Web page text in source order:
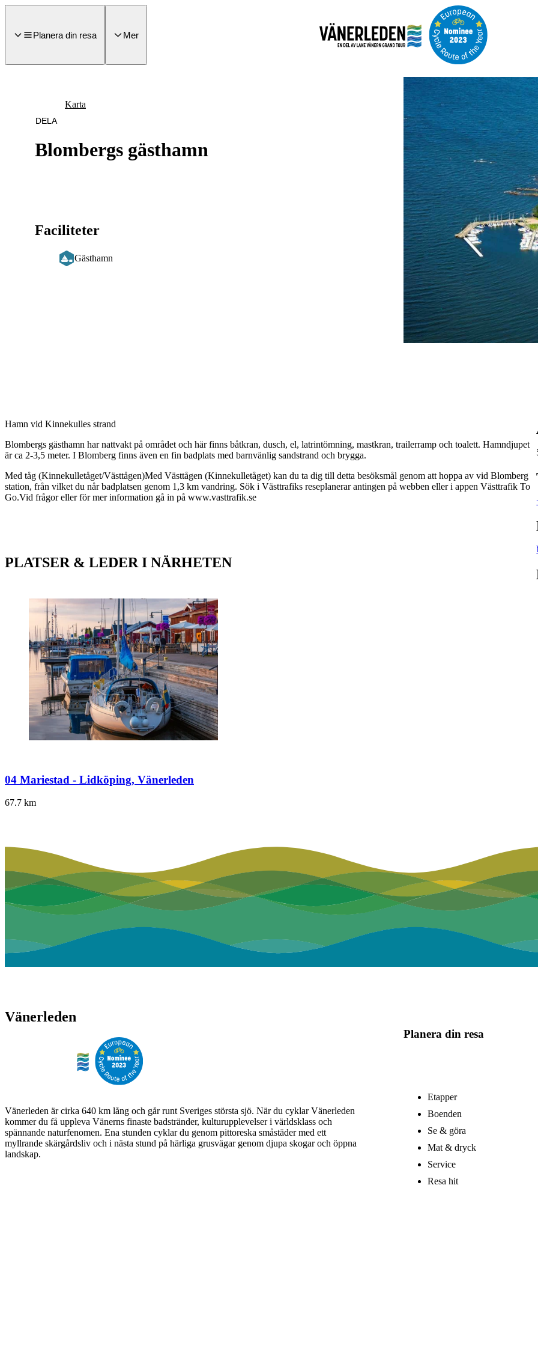
till
Planera din resa
Mer
Blombergs gästhamn
Karta
DELA
Faciliteter
Gästhamn
Bildspel
med
bilder
Hamn vid Kinnekulles strand
Blombergs gästhamn har nattvakt på området och här finns båtkran, dusch, el, latrintömning, mastkran, trailerramp och toalett. Hamndjupet
är ca 2-3,5 meter. I Blomberg finns även en fin badplats med barnvänlig sandstrand och brygga.
Med tåg (Kinnekulletåget/Västtågen)Med Västtågen (Kinnekulletåget) kan du ta dig till detta besöksmål genom att hoppa av vid Blomberg
station, från vilket du når badplatsen genom 1,3 km vandring. Sök i Västtrafiks reseplanerar antingen på webben eller i appen Västtrafik To
Go.Vid frågor eller för mer information gå in på www.vasttrafik.se
PLATSER & LEDER I NÄRHETEN
04 Mariestad - Lidköping, Vänerleden
67.7 km
Vänerleden
Vänerleden är cirka 640 km lång och går runt Sveriges största sjö. När du cyklar Vänerleden
kommer du få uppleva Vänerns finaste badstränder, kulturupplevelser i världsklass och
spännande naturfenomen. Ena stunden cyklar du genom pittoreska småstäder med ett
myllrande skärgårdsliv och i nästa stund på härliga grusvägar genom djupa skogar och öppna
landskap.
Planera din resa
Etapper
Boenden
Se & göra
Mat & dryck
Service
Resa hit